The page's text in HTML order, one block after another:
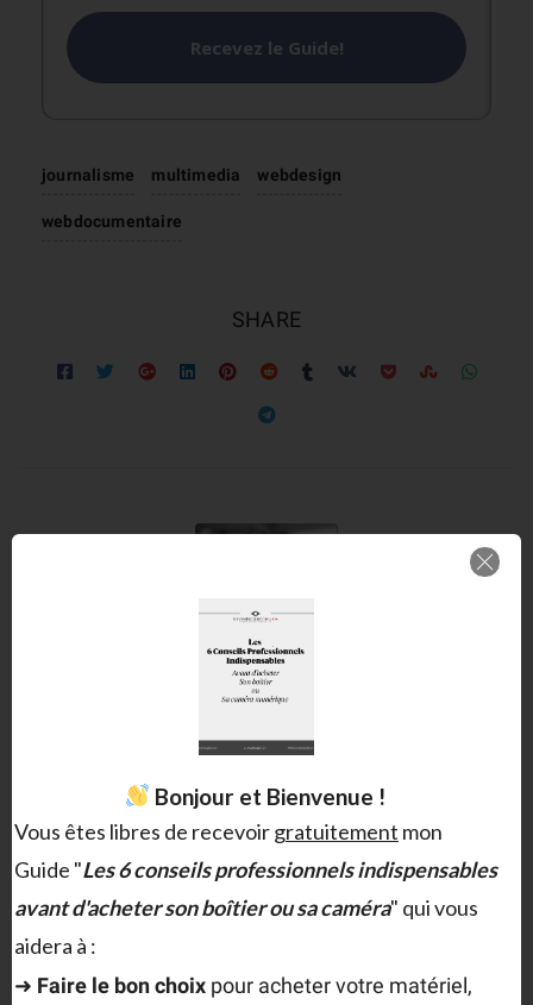
Recevez le Guide!
journalisme multimedia webdesign
webdocumentaire
SHARE
Christophe MILET
Je suis le fondateur du collectif Éléments Déclencheurs spécialisé
dans la stratégie narrative.
Laisser un commentaire
Bonjour et Bienvenue !
Vous êtes libres de recevoirgratuitement mon
Guide "Les 6 conseils professionnels indispensables
avant d'acheter son boîtier ou sa caméra" qui vous
aidera à :
➜ Faire le bon choix pour acheter votre matériel,